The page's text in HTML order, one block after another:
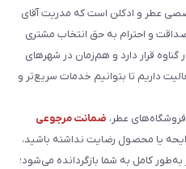
عطر و ادکلن است که مدریت آقای
و احترام به حق انتخاب مشتری
قرار دارد و هم‌زمان در شهرهای
داریم تا بتوانیم خدمات سریع‌تر و
عطر، ضمانت مرجوعی
یا محصول رضایت نداشته باشید،
کامل به شما بازگردانده می‌شود؛